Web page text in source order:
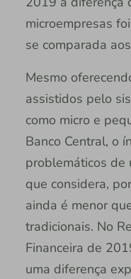
microempresas
se comparada
Mesmo
assistidos pelo
como micro e
Banco Central, o
problemáticos de
que considera,
ainda é menor
tradicionais. No
Financeira de
uma diferença